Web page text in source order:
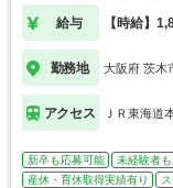
給与 【時給】
勤務地 大阪府 茨木
アクセス ＪＲ東海道
新卒も応募可能 未経験者
産休・育休取得実績有り